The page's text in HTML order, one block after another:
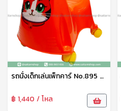
รถนั่งเด็กเล่นเพ็ทคาร์ No.895 PS
฿ 1,440 / โหล